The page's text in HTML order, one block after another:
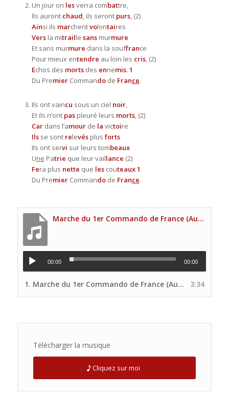
Un jour on lesverra combattre,
Ils auront chaud, ils serontpurs, (2)
Ainsi ils marchentvolontaires
Versla mitraille sansmurmure
Et sans murmure dans la souffrance
Pour mieux entendre au loin les cris, (2)
Echos des mortsdes ennemis. 1
Du PremierCommandode France.
Ils ont vaincu sous un ciel noir,
Et ils n’ontpaspleuré leurs morts, (2)
Cardans l’amourde la victoire
Ilsse sontrelevésplus forts
Ils ont servi sur leurs tombeaux
Une Patrie que leur vaillance (2)
Fera plus nette que lescouteaux1
Du PremierCommandode France.
Marche du 1er Commando de France (Audio Voix principale Site UNP)
00:00 00:00
1. Marche du 1er Commando de France (Audio Voix principale Site UNP) 3:34
Télécharger la musique
Cliquez sur moi